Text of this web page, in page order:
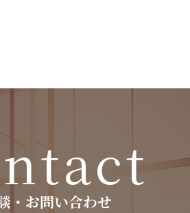
・お問い合わせ